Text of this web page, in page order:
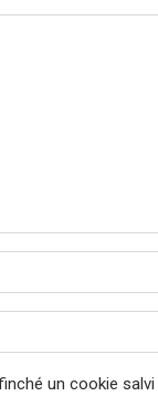
un cookie